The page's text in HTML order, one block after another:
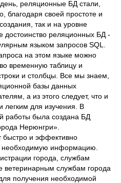
реляционные БД стали,
благодаря своей простоте и
так и на уровне
достоинство реляционных БД -
языком запросов SQL.
на этом языке можно
временную таблицу и
и столбцы. Все мы знаем,
базы данных
а из этого следует, что и
легким для изучения. В
работы была создана БД
Нерюнгри».
быстро и эффективно
необходимую информацию.
города, службам
ветеринарным службам города
получения необходимой